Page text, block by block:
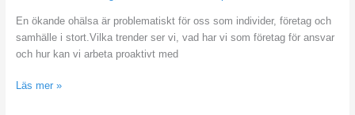
En ökande ohälsa är problematiskt för oss som individer, företag och
samhälle i stort.Vilka trender ser vi, vad har vi som företag för ansvar
och hur kan vi arbeta proaktivt med
Läs mer »